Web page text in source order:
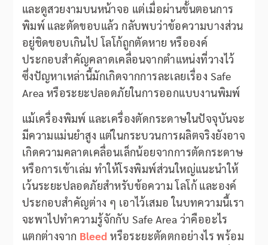
และดูสวยงามบนหน้าจอ แต่เมื่อผ่านขั้นตอนการ
พิมพ์ และตัดขอบแล้ว กลับพบว่าข้อความบางส่วน
อยู่ชิดขอบเกินไป โลโก้ถูกตัดหาย หรือองค์
ประกอบสำคัญคลาดเคลื่อนจากตำแหน่งที่วางไว้
ซึ่งปัญหาเหล่านี้มักเกิดจากการละเลยเรื่อง Safe
Area หรือระยะปลอดภัยในการออกแบบงานพิมพ์
แม้เครื่องพิมพ์ และเครื่องตัดกระดาษในปัจจุบันจะ
มีความแม่นยำสูง แต่ในกระบวนการผลิตจริงยังอาจ
เกิดความคลาดเคลื่อนเล็กน้อยจากการตัดกระดาษ
หรือการเข้าเล่ม ทำให้โรงพิมพ์ส่วนใหญ่แนะนำให้
เว้นระยะปลอดภัยสำหรับข้อความ โลโก้ และองค์
ประกอบสำคัญต่าง ๆ เอาไว้เสมอ ในบทความนี้เรา
จะพาไปทำความรู้จักกับ Safe Area ว่าคืออะไร
แตกต่างจาก Bleed หรือระยะตัดตกอย่างไร พร้อม